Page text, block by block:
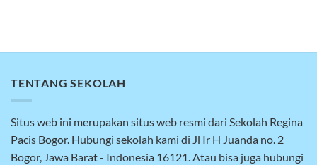
TENTANG SEKOLAH
Situs web ini merupakan situs web resmi dari Sekolah Regina
Pacis Bogor. Hubungi sekolah kami di Jl Ir H Juanda no. 2
Bogor, Jawa Barat - Indonesia 16121. Atau bisa juga hubungi